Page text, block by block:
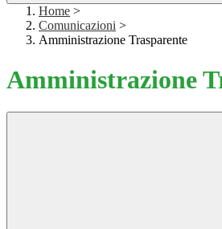
Home >
Comunicazioni >
Amministrazione Trasparente
Amministrazione